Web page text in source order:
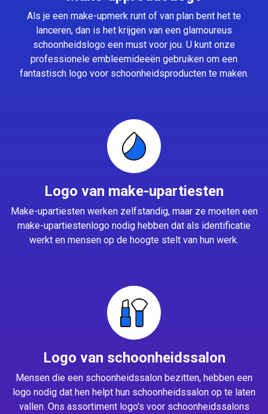
Als je een make-upmerk runt of van plan bent het te
lanceren, dan is het krijgen van een glamoureus
schoonheidslogo een must voor jou. U kunt onze
professionele embleemideeën gebruiken om een
fantastisch logo voor schoonheidsproducten te maken.
Logo van make-upartiesten
Make-upartiesten werken zelfstandig, maar ze moeten een
make-upartiestenlogo nodig hebben dat als identificatie
werkt en mensen op de hoogte stelt van hun werk.
Logo van schoonheidssalon
Mensen die een schoonheidssalon bezitten, hebben een
logo nodig dat hen helpt hun schoonheidssalon op te laten
vallen. Ons assortiment logo's voor schoonheidssalons